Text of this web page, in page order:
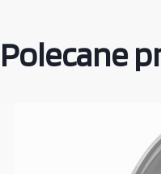
Polecane